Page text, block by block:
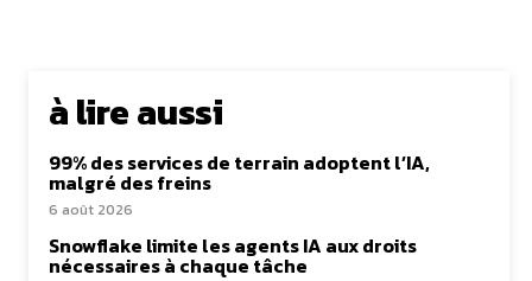
à lire aussi
99% des services de terrain adoptent l’IA,
malgré des freins
6 août 2026
Snowflake limite les agents IA aux droits
nécessaires à chaque tâche